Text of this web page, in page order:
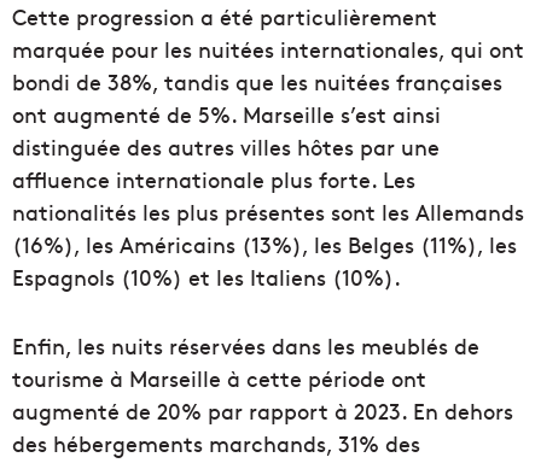
Cette progression a été particulièrement
marquée pour les nuitées internationales, qui ont
bondi de 38%, tandis que les nuitées françaises
ont augmenté de 5%. Marseille s’est ainsi
distinguée des autres villes hôtes par une
affluence internationale plus forte. Les
nationalités les plus présentes sont les Allemands
(16%), les Américains (13%), les Belges (11%), les
Espagnols (10%) et les Italiens (10%).
Enfin, les nuits réservées dans les meublés de
tourisme à Marseille à cette période ont
augmenté de 20% par rapport à 2023. En dehors
des hébergements marchands, 31% des